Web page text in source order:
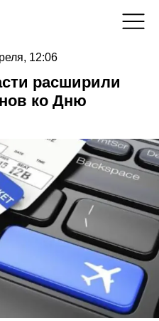
12:06
расширили
ко Дню